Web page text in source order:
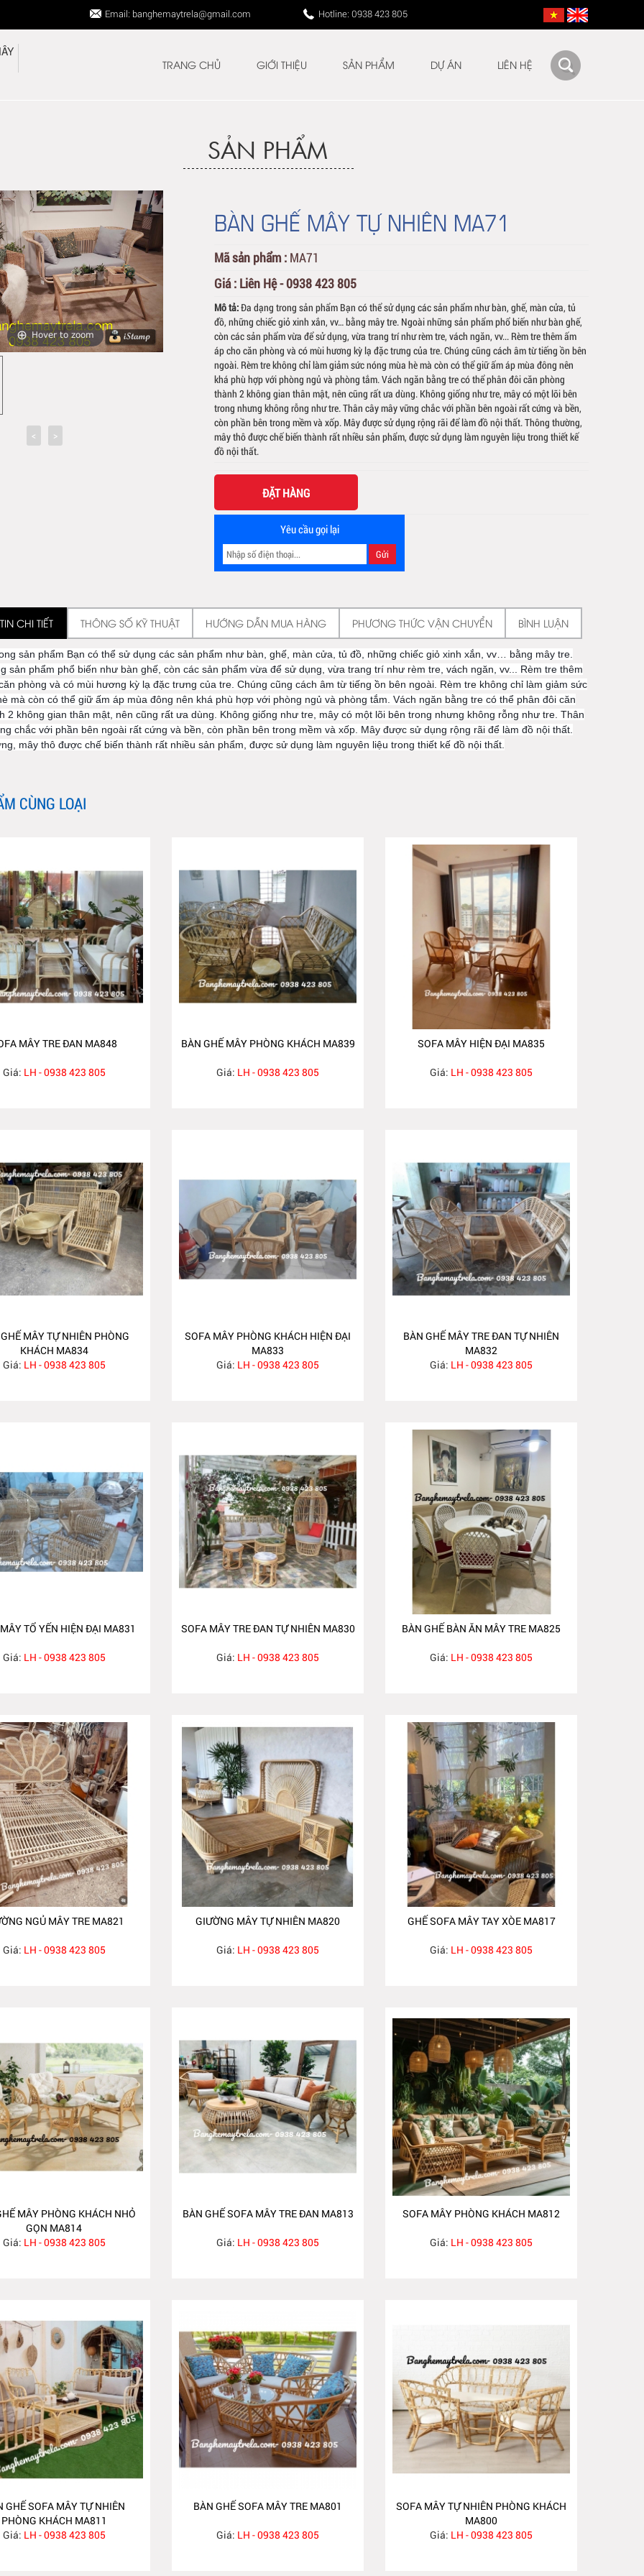
Email: banghemaytrela@gmail.com Hotline: 0938 423 805
TRANG CHỦ GIỚI THIỆU SẢN PHẨM DỰ ÁN LIÊN HỆ
SẢN PHẨM
Hover to zoom
BÀN GHẾ MÂY TỰ NHIÊN MA71
Mã sản phẩm : MA71
Giá : Liên Hệ - 0938 423 805
Mô tả:Đa dạng trong sản phẩm Bạn có thể sử dụng các sản phẩm như bàn, ghế, màn cửa, tủ
đồ, những chiếc giỏ xinh xắn, vv… bằng mây tre. Ngoài những sản phẩm phổ biến như bàn ghế,
còn các sản phẩm vừa để sử dụng, vừa trang trí như rèm tre, vách ngăn, vv... Rèm tre thêm ấm
áp cho căn phòng và có mùi hương kỳ lạ đặc trưng của tre. Chúng cũng cách âm từ tiếng ồn bên
ngoài. Rèm tre không chỉ làm giảm sức nóng mùa hè mà còn có thể giữ ấm áp mùa đông nên
khá phù hợp với phòng ngủ và phòng tắm. Vách ngăn bằng tre có thể phân đôi căn phòng
thành 2 không gian thân mật, nên cũng rất ưa dùng. Không giống như tre, mây có một lõi bên
trong nhưng không rỗng như tre. Thân cây mây vững chắc với phần bên ngoài rất cứng và bền,
còn phần bên trong mềm và xốp. Mây được sử dụng rộng rãi để làm đồ nội thất. Thông thường,
mây thô được chế biến thành rất nhiều sản phẩm, được sử dụng làm nguyên liệu trong thiết kế
đồ nội thất.
ĐẶT HÀNG
Yêu cầu gọi lại
CHI TIẾT THÔNG SỐ KỸ THUẬT HƯỚNG DẪN MUA HÀNG PHƯƠNG THỨC VẬN CHUYỂN BÌNH LUẬN
sản phẩm Bạn có thể sử dụng các sản phẩm như bàn, ghế, màn cửa, tủ đồ, những chiếc giỏ xinh xắn, vv… bằng mây tre.
sản phẩm phổ biến như bàn ghế, còn các sản phẩm vừa để sử dụng, vừa trang trí như rèm tre, vách ngăn, vv... Rèm tre thêm
phòng và có mùi hương kỳ lạ đặc trưng của tre. Chúng cũng cách âm từ tiếng ồn bên ngoài. Rèm tre không chỉ làm giảm sức
mà còn có thể giữ ấm áp mùa đông nên khá phù hợp với phòng ngủ và phòng tắm. Vách ngăn bằng tre có thể phân đôi căn
2 không gian thân mật, nên cũng rất ưa dùng. Không giống như tre, mây có một lõi bên trong nhưng không rỗng như tre. Thân
chắc với phần bên ngoài rất cứng và bền, còn phần bên trong mềm và xốp. Mây được sử dụng rộng rãi để làm đồ nội thất.
mây thô được chế biến thành rất nhiều sản phẩm, được sử dụng làm nguyên liệu trong thiết kế đồ nội thất.
CÙNG LOẠI
MÂY TRE ĐAN MA848
Giá: LH - 0938 423 805
BÀN GHẾ MÂY PHÒNG KHÁCH MA839
Giá: LH - 0938 423 805
SOFA MÂY HIỆN ĐẠI MA835
Giá: LH - 0938 423 805
MÂY TỰ NHIÊN PHÒNG
KHÁCH MA834
Giá: LH - 0938 423 805
SOFA MÂY PHÒNG KHÁCH HIỆN ĐẠI
MA833
Giá: LH - 0938 423 805
BÀN GHẾ MÂY TRE ĐAN TỰ NHIÊN
MA832
Giá: LH - 0938 423 805
TỔ YẾN HIỆN ĐẠI MA831
Giá: LH - 0938 423 805
SOFA MÂY TRE ĐAN TỰ NHIÊN MA830
Giá: LH - 0938 423 805
BÀN GHẾ BÀN ĂN MÂY TRE MA825
Giá: LH - 0938 423 805
NGỦ MÂY TRE MA821
Giá: LH - 0938 423 805
GIƯỜNG MÂY TỰ NHIÊN MA820
Giá: LH - 0938 423 805
GHẾ SOFA MÂY TAY XÒE MA817
Giá: LH - 0938 423 805
MÂY PHÒNG KHÁCH NHỎ
GỌN MA814
Giá: LH - 0938 423 805
BÀN GHẾ SOFA MÂY TRE ĐAN MA813
Giá: LH - 0938 423 805
SOFA MÂY PHÒNG KHÁCH MA812
Giá: LH - 0938 423 805
GHẾ SOFA MÂY TỰ NHIÊN
PHÒNG KHÁCH MA811
Giá: LH - 0938 423 805
BÀN GHẾ SOFA MÂY TRE MA801
Giá: LH - 0938 423 805
SOFA MÂY TỰ NHIÊN PHÒNG KHÁCH
MA800
Giá: LH - 0938 423 805